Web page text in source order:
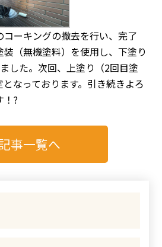
ーキングの撤去を行い、完了
（無機塗料）を使用し、下塗り
した。次回、上塗り（2回目塗
なっております。引き続きよろ
！?
事一覧へ